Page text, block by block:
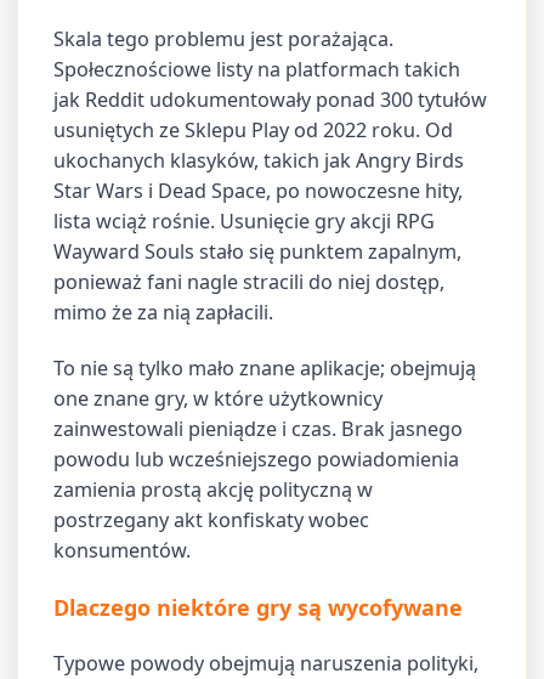
Skala tego problemu jest porażająca.
Społecznościowe listy na platformach takich
jak Reddit udokumentowały ponad 300 tytułów
usuniętych ze Sklepu Play od 2022 roku. Od
ukochanych klasyków, takich jak Angry Birds
Star Wars i Dead Space, po nowoczesne hity,
lista wciąż rośnie. Usunięcie gry akcji RPG
Wayward Souls stało się punktem zapalnym,
ponieważ fani nagle stracili do niej dostęp,
mimo że za nią zapłacili.
To nie są tylko mało znane aplikacje; obejmują
one znane gry, w które użytkownicy
zainwestowali pieniądze i czas. Brak jasnego
powodu lub wcześniejszego powiadomienia
zamienia prostą akcję polityczną w
postrzegany akt konfiskaty wobec
konsumentów.
Dlaczego niektóre gry są wycofywane
Typowe powody obejmują naruszenia polityki,